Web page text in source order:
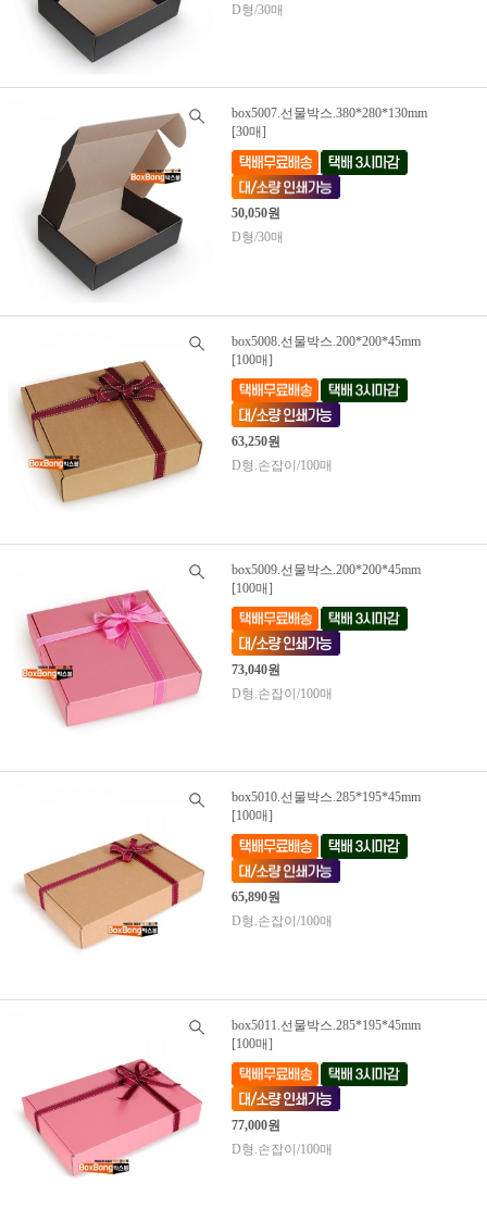
D형/30매
box5007.선물박스.380*280*130mm
[30매]
50,050원
D형/30매
box5008.선물박스.200*200*45mm
[100매]
63,250원
D형.손잡이/100매
box5009.선물박스.200*200*45mm
[100매]
73,040원
D형.손잡이/100매
box5010.선물박스.285*195*45mm
[100매]
65,890원
D형.손잡이/100매
box5011.선물박스.285*195*45mm
[100매]
77,000원
D형.손잡이/100매